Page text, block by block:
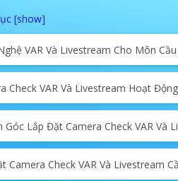
VAR Và Livestream Cho Môn
Check VAR Và Livestream Hoạt
Góc Lắp Đặt Camera Check VAR Và
Camera Check VAR Và Livestream